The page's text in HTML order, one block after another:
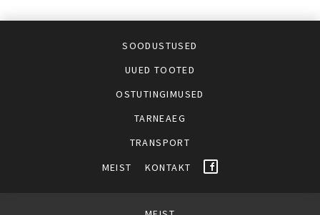
SOODUSTUSED
UUED TOOTED
OSTUTINGIMUSED
TARNEAEG
TRANSPORT
MEIST
KONTAKT